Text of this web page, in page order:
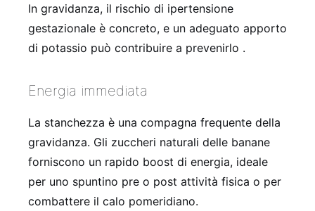
In gravidanza, il rischio di ipertensione
gestazionale è concreto, e un adeguato apporto
di potassio può contribuire a prevenirlo .
Energia immediata
La stanchezza è una compagna frequente della
gravidanza. Gli zuccheri naturali delle banane
forniscono un rapido boost di energia, ideale
per uno spuntino pre o post attività fisica o per
combattere il calo pomeridiano.